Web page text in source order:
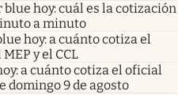
blue hoy: cuál es la cotización
a minuto
hoy: a cuánto cotiza el
y el CCL
a cuánto cotiza el oficial
domingo 9 de agosto